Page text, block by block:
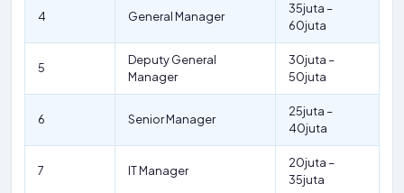
4 General Manager
35juta –
60juta
5
Deputy General
Manager
30juta –
50juta
6 Senior Manager
25juta –
40juta
7 IT Manager
20juta –
35juta